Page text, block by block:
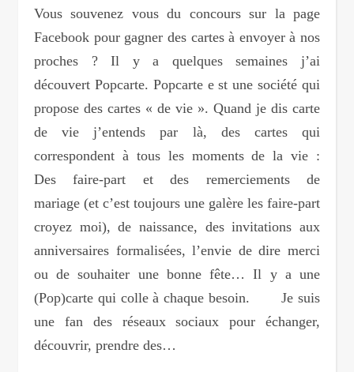
Vous souvenez vous du concours sur la page
Facebook pour gagner des cartes à envoyer à nos
proches ? Il y a quelques semaines j’ai
découvert Popcarte. Popcarte e st une société qui
propose des cartes « de vie ». Quand je dis carte
de vie j’entends par là, des cartes qui
correspondent à tous les moments de la vie :
Des faire-part et des remerciements de
mariage (et c’est toujours une galère les faire-part
croyez moi), de naissance, des invitations aux
anniversaires formalisées, l’envie de dire merci
ou de souhaiter une bonne fête… Il y a une
(Pop)carte qui colle à chaque besoin. Je suis
une fan des réseaux sociaux pour échanger,
découvrir, prendre des…